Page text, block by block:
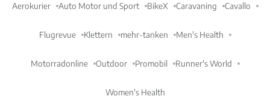
Aerokurier Auto Motor und Sport BikeX Caravaning Cavallo
Flugrevue Klettern mehr-tanken Men's Health
Motorradonline Outdoor Promobil Runner's World
Women's Health